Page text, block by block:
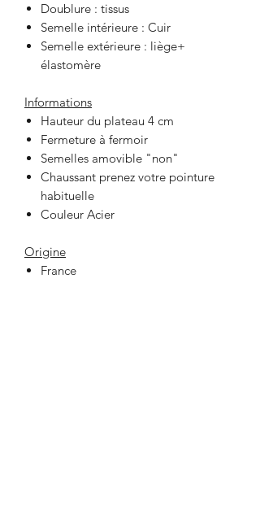
Doublure : tissus
Semelle intérieure : Cuir
Semelle extérieure : liège+
élastomère
Informations
Hauteur du plateau 4 cm
Fermeture à fermoir
Semelles amovible "non"
Chaussant prenez votre pointure
habituelle
Couleur Acier
Origine
France